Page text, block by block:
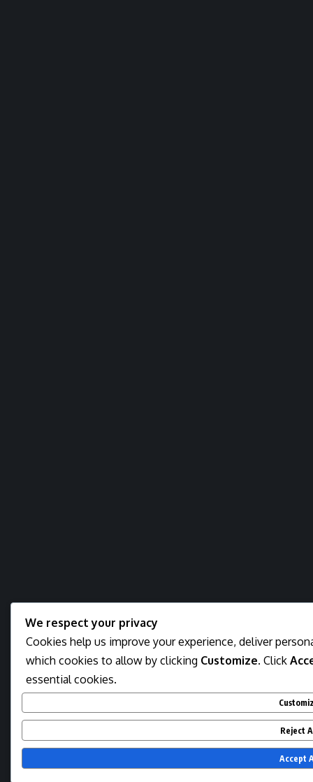
We respect your privacy
Cookies help us improve your experience, deliver
which cookies to allow by clicking Customize. Click
essential cookies.
Reject
Accept